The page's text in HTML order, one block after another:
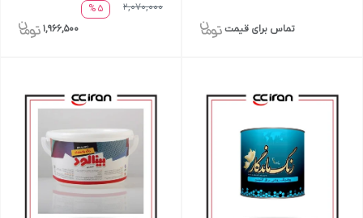
تماس برای قیمت
5 %
2,070,000
1,966,500